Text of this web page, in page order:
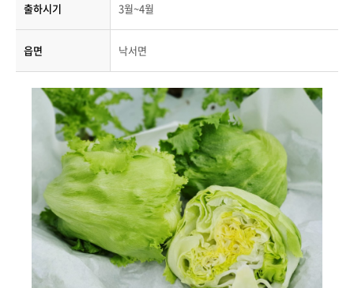
출하시기 3월~4월
읍면 낙서면